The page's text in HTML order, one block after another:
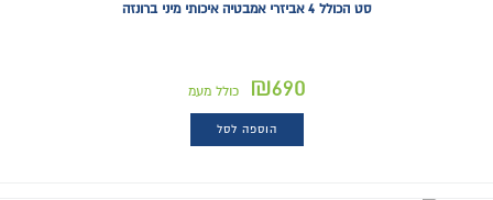
סט הכולל 4 אביזרי אמבטיה איכותי מיני ברונזה
₪690 כולל מעמ
הוספה לסל